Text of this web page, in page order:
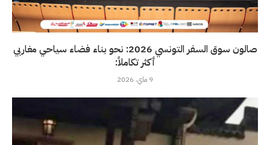
صالون سوق السفر التونسي 2026: نحو بناء فضاء سياحي مغاربي
أكثر تكاملاً:
9 ماي، 2026